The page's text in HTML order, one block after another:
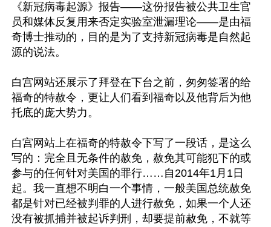
《新冠病毒起源》报告——这份报告被公共卫生官
员和媒体反复用来否定实验室泄漏理论——是由福
奇博士推动的，目的是为了支持新冠病毒是自然起
源的说法。
白宫网站还展示了拜登在下台之前，匆匆签署的给
福奇的特赦令，更让人们看到福奇以及他背后为他
托底的庞大势力。
白宫网站上在福奇的特赦令下写了一段话，是这么
写的：完全且无条件的赦免，赦免其可能犯下的或
参与的任何针对美国的罪行……自2014年1月1日
起。我一直想不明白一个事情，一般美国总统赦免
都是针对已经被判罪的人进行赦免，如果一个人还
没有被抓捕并被起诉判刑，却要提前赦免，不就等